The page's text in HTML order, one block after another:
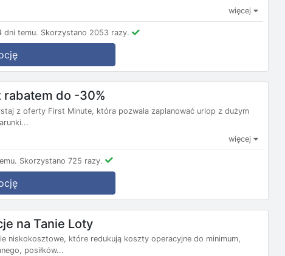
więcej
dni temu. Skorzystano 2053 razy.
rabatem do -30%
z oferty First Minute, która pozwala zaplanować urlop z dużym
więcej
Skorzystano 725 razy.
na Tanie Loty
niskokosztowe, które redukują koszty operacyjne do minimum,
posiłków...